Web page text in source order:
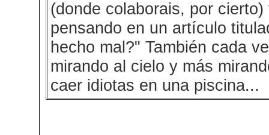
(donde colaborais, por
pensando en un artículo
hecho mal?" También cada
mirando al cielo y más
caer idiotas en una piscina...